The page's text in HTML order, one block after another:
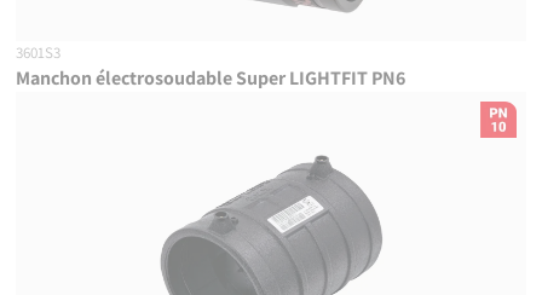
3601S3
Manchon électrosoudable Super LIGHTFIT PN6